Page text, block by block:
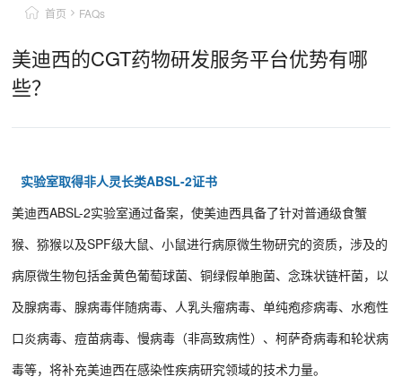
首页 FAQs
美迪西的CGT药物研发服务平台优势有哪
些？
实验室取得非人灵长类ABSL-2证书
美迪西ABSL-2实验室通过备案，使美迪西具备了针对普通级食蟹
猴、猕猴以及SPF级大鼠、小鼠进行病原微生物研究的资质，涉及的
病原微生物包括金黄色葡萄球菌、铜绿假单胞菌、念珠状链杆菌，以
及腺病毒、腺病毒伴随病毒、人乳头瘤病毒、单纯疱疹病毒、水疱性
口炎病毒、痘苗病毒、慢病毒（非高致病性）、柯萨奇病毒和轮状病
毒等，将补充美迪西在感染性疾病研究领域的技术力量。